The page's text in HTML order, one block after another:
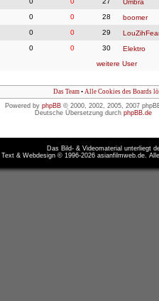
0
0
0
0
0
0
Umbra
28
boomer
29
30
Elektro
weitere User
Das Team • Alle Cookies des Boards
Powered by phpBB © 2000, 2002, 2005, 2007
Deutsche Übersetzung durch phpBB.de
Das Bild- & Videomaterial unterliegt
Text & Webdesign © 1996-2026 asianfilmweb.de.